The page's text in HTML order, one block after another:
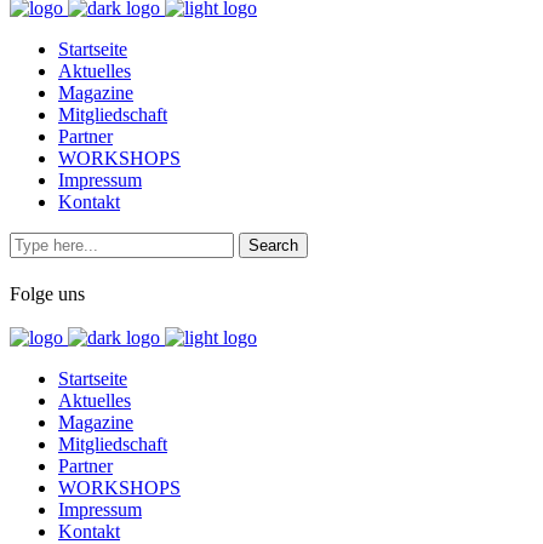
Startseite
Aktuelles
Magazine
Mitgliedschaft
Partner
WORKSHOPS
Impressum
Kontakt
Folge uns
Startseite
Aktuelles
Magazine
Mitgliedschaft
Partner
WORKSHOPS
Impressum
Kontakt